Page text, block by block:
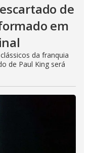
de
em
da franquia
de Paul King será